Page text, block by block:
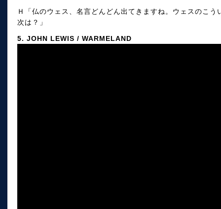
Ｈ「仏のウェス、名言どんどん出てきますね。ウェスのこ
次は？」
5. JOHN LEWIS / WARMELAND